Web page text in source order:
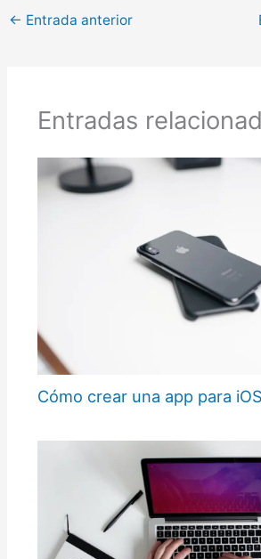
← Entrada anterior
Entradas
Cómo crear una app para iOS